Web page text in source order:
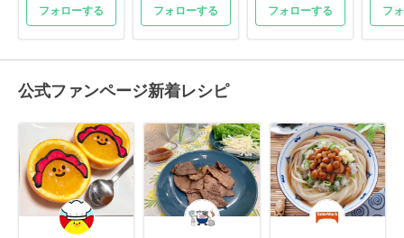
フォローする フォローする フォローする フ
公式ファンページ新着レシピ